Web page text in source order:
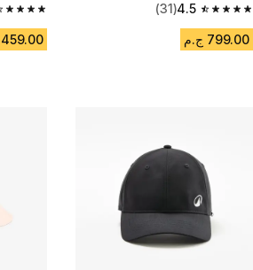
4.5
4.5 out of 5 stars from 31 reviews
(31)
799.00 ج.م
4.8 out of 5 stars from 3391 reviews
459.00 ج.م